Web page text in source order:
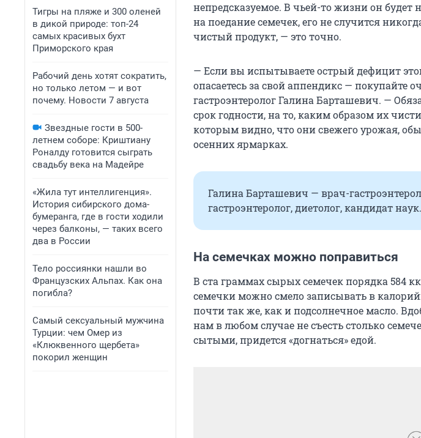
Тигры на пляже и 300 оленей
в дикой природе: топ-24
самых красивых бухт
Приморского края
Рабочий день хотят сократить,
но только летом — и вот
почему. Новости 7 августа
Звездные гости в 500-
летнем соборе: Криштиану
Роналду готовится сыграть
свадьбу века на Мадейре
«Жила тут интеллигенция».
История сибирского дома-
бумеранга, где в гости ходили
через балконы, — таких всего
два в России
Тело россиянки нашли во
Французских Альпах. Как она
погибла?
Самый сексуальный мужчина
Турции: чем Омер из
«Клюквенного щербета»
покорил женщин
непредсказуемое. В чьей-то жизни он будет
на поедание семечек, его не случится
чистый продукт, — это точно.
— Если вы испытываете острый дефицит
опасаетесь за свой аппендикс — покупайте
гастроэнтеролог Галина Барташевич. —
срок годности, на то, каким образом их
которым видно, что они свежего урожая,
осенних ярмарках.
Галина Барташевич — врач-
гастроэнтеролог, диетолог, кандидат наук.
На семечках можно поправиться
В ста граммах сырых семечек порядка 584
семечки можно смело записывать в
почти так же, как и подсолнечное масло.
нам в любом случае не съесть столько
сытыми, придется «догнаться» едой.